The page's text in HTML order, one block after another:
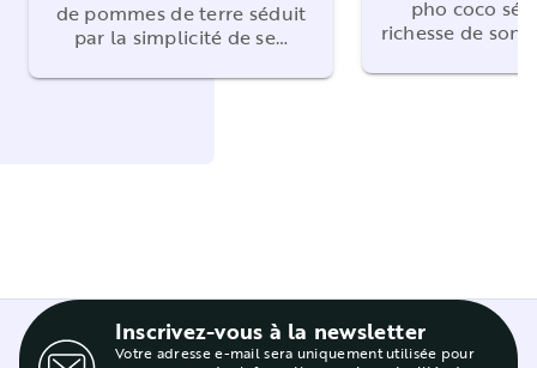
de pommes de terre séduit
par la simplicité de se…
pho coco
richesse de son
Inscrivez-vous à la newsletter
Votre adresse e-mail sera uniquement utilisée pour